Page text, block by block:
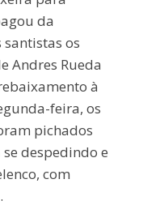
da
os
Andres Rueda
à
feira, os
pichados
despedindo e
com